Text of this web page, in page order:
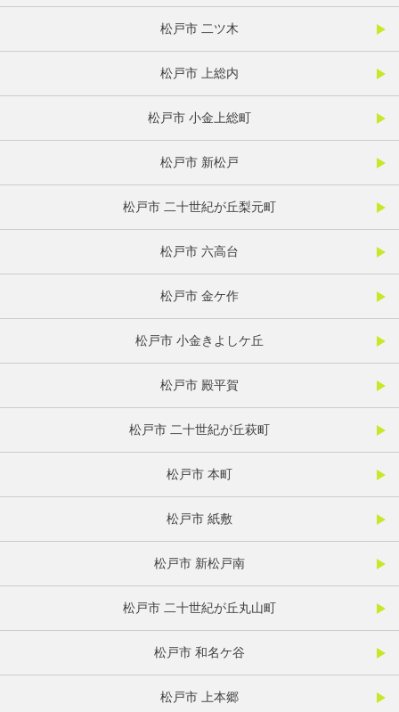
松戸市 二ツ木
松戸市 上総内
松戸市 小金上総町
松戸市 新松戸
松戸市 二十世紀が丘梨元町
松戸市 六高台
松戸市 金ケ作
松戸市 小金きよしケ丘
松戸市 殿平賀
松戸市 二十世紀が丘萩町
松戸市 本町
松戸市 紙敷
松戸市 新松戸南
松戸市 二十世紀が丘丸山町
松戸市 和名ケ谷
松戸市 上本郷